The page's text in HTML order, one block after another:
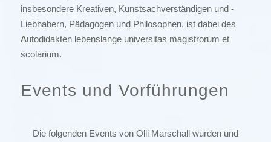
insbesondere Kreativen, Kunstsachverständigen und -
Liebhabern, Pädagogen und Philosophen, ist dabei des
Autodidakten lebenslange universitas magistrorum et
scolarium.
Events und Vorführungen
Die folgenden Events von Olli Marschall wurden und